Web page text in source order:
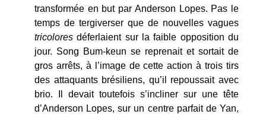
transformée en but par Anderson Lopes. Pas le
temps de tergiverser que de nouvelles vagues
tricolores déferlaient sur la faible opposition du
jour. Song Bum-keun se reprenait et sortait de
gros arrêts, à l’image de cette action à trois tirs
des attaquants brésiliens, qu’il repoussait avec
brio. Il devait toutefois s’incliner sur une tête
d’Anderson Lopes, sur un centre parfait de Yan,